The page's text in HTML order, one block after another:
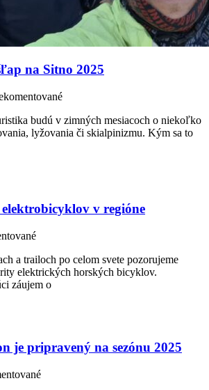
na Sitno 2025
budú v zimných mesiacoch o niekoľko
lyžovania či skialpinizmu. Kým sa to
v regióne
a trailoch po celom svete pozorujeme
elektrických horských bicyklov.
záujem o
je pripravený na sezónu 2025